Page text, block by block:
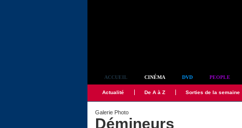
ACCUEIL CINÉMA DVD PEOPLE
Actualité De A à Z Sorties de la semaine
Galerie Photo
Démineurs